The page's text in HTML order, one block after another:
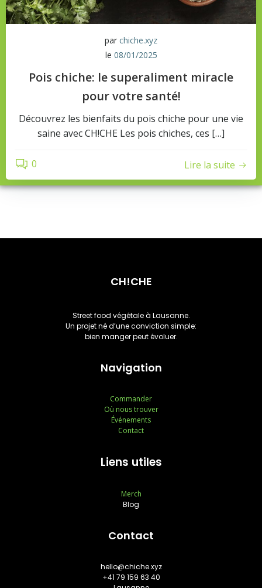
par chiche.xyz
le 08/01/2025
Pois chiche: le superaliment miracle
pour votre santé!
Découvrez les bienfaits du pois chiche pour une vie
saine avec CH!CHE Les pois chiches, ces […]
0 Lire la suite
CH!CHE
Navigation
Liens utiles
Contact
Street food végétale à Lausanne.
Un projet né d’une conviction simple:
bien manger peut évoluer.
Commander
Où nous trouver
Événements
Contact
Merch
Blog
hello@chiche.xyz
+41 79 159 63 40